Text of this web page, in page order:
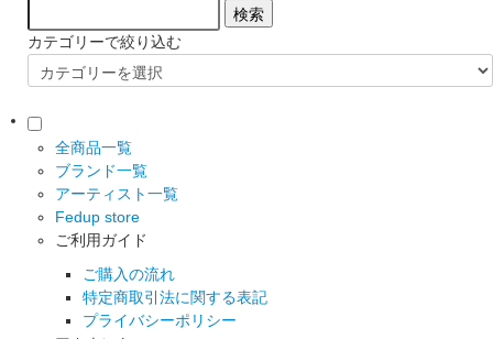
カテゴリーで絞り込む
全商品一覧
ブランド一覧
アーティスト一覧
Fedup store
ご利用ガイド
ご購入の流れ
特定商取引法に関する表記
プライバシーポリシー